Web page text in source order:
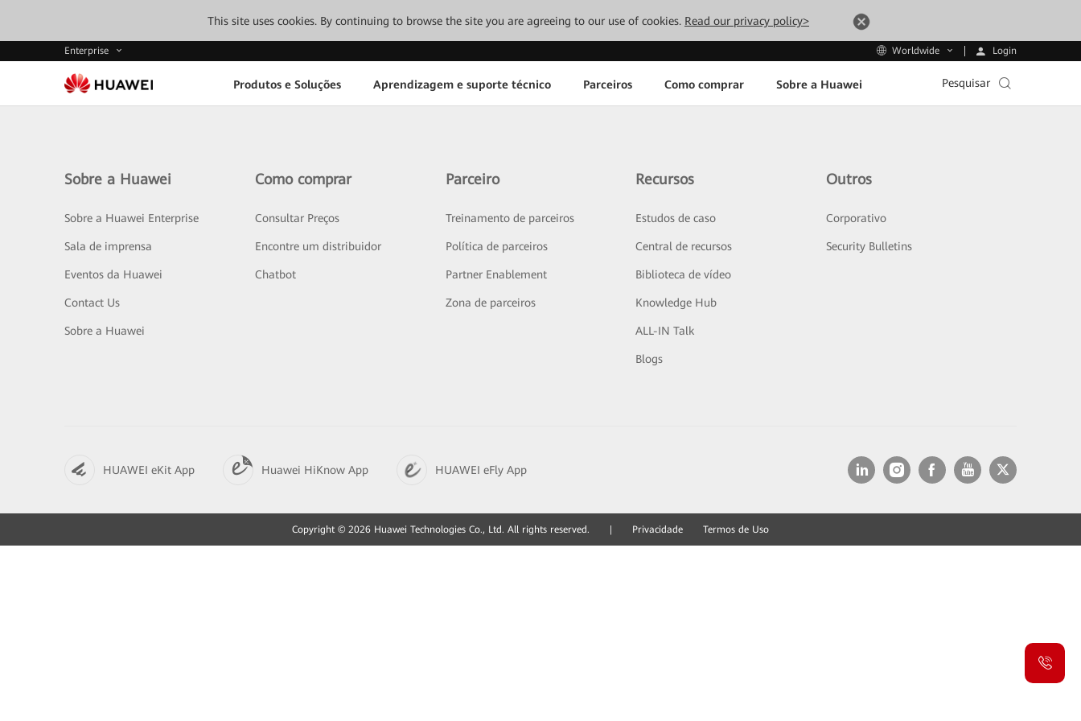
This site uses cookies. By continuing to browse the site you are agreeing to our use of cookies. Read our privacy policy>
Enterprise Worldwide Login
Produtos e Soluções Aprendizagem e suporte técnico Parceiros Como comprar Sobre a Huawei Pesquisar
Sobre a Huawei
Sobre a Huawei Enterprise
Sala de imprensa
Eventos da Huawei
Contact Us
Sobre a Huawei
Como comprar
Consultar Preços
Encontre um distribuidor
Chatbot
Parceiro
Treinamento de parceiros
Política de parceiros
Partner Enablement
Zona de parceiros
Recursos
Estudos de caso
Central de recursos
Biblioteca de vídeo
Knowledge Hub
ALL-IN Talk
Blogs
Outros
Corporativo
Security Bulletins
HUAWEI eKit App Huawei HiKnow App HUAWEI eFly App
Copyright © 2026 Huawei Technologies Co., Ltd. All rights reserved. Privacidade Termos de Uso